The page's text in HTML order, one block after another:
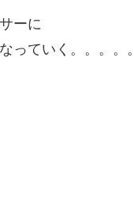
ーに
っていく。。。。。